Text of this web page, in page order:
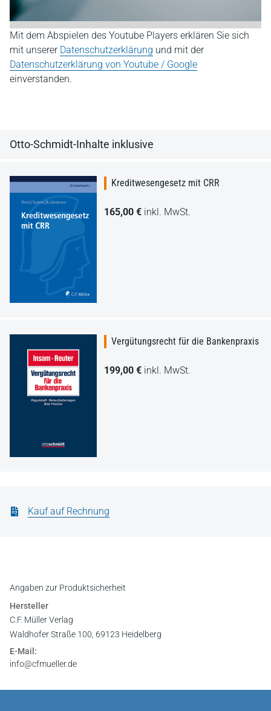
Mit dem Abspielen des Youtube Players erklären Sie sich
mit unserer Datenschutzerklärung und mit der
Datenschutzerklärung von Youtube / Google
einverstanden.
Otto-Schmidt-Inhalte inklusive
Kreditwesengesetz mit CRR
165,00 € inkl. MwSt.
Vergütungsrecht für die Bankenpraxis
199,00 € inkl. MwSt.
Kauf auf Rechnung
Angaben zur Produktsicherheit
Hersteller
C.F. Müller Verlag
Waldhofer Straße 100, 69123 Heidelberg
E-Mail:
info@cfmueller.de